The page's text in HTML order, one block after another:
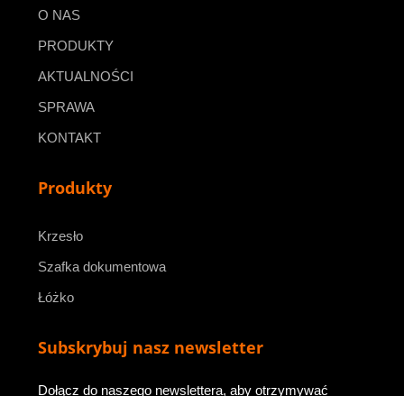
O NAS
PRODUKTY
AKTUALNOŚCI
SPRAWA
KONTAKT
Produkty
Krzesło
Szafka dokumentowa
Łóżko
Subskrybuj nasz newsletter
Dołącz do naszego newslettera, aby otrzymywać